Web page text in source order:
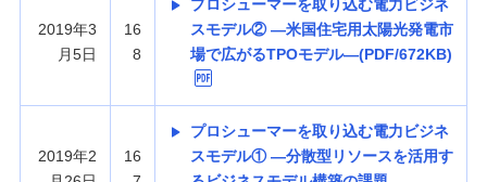
2019年3
月5日
16
8
プロシューマーを取り込む電力ビジネ
スモデル② —米国住宅用太陽光発電市
場で広がるTPOモデル—(PDF/672KB)
2019年2
16
プロシューマーを取り込む電力ビジネ
スモデル① —分散型リソースを活用す